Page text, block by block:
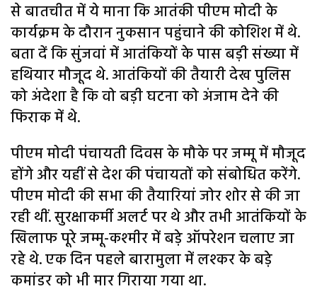
से बातचीत में ये माना कि आतंकी पीएम मोदी के
कार्यक्रम के दौरान नुकसान पहुंचाने की कोशिश में थे.
बता दें कि सुंजवां में आतंकियों के पास बड़ी संख्या में
हथियार मौजूद थे. आतंकियों की तैयारी देख पुलिस
को अंदेशा है कि वो बड़ी घटना को अंजाम देने की
फिराक में थे.
पीएम मोदी पंचायती दिवस के मौके पर जम्मू में मौजूद
होंगे और यहीं से देश की पंचायतों को संबोधित करेंगे.
पीएम मोदी की सभा की तैयारियां जोर शोर से की जा
रही थीं. सुरक्षाकर्मी अलर्ट पर थे और तभी आतंकियों के
खिलाफ पूरे जम्मू-कश्मीर में बड़े ऑपरेशन चलाए जा
रहे थे. एक दिन पहले बारामुला में लश्कर के बड़े
कमांडर को भी मार गिराया गया था.